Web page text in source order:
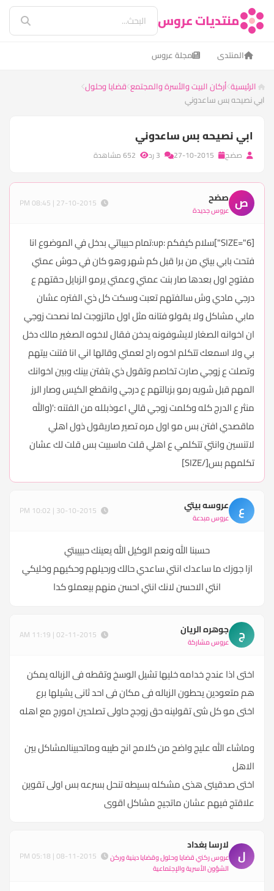
منتديات عروس
المنتدى مجلة عروس
الرئيسية أركان البيت والأسرة والمجتمع قضايا وحلول
ابي نصيحه بس ساعدوني
ابي نصيحه بس ساعدوني
صضح
ص صضح
عروس جديدة
[SIZE="6"]سلام كيفكم :up:تمام حبيباتي بدخل في الموضوع انا
فتحت بابي بيتي من برا قبل كم شهر وهو كان في حوش عمتي
مفتوح اول بعدها صار بنت عمتي وعمتي يرمو الزبايل حقتهم ع
درجي مادي وش سالفتهم تعبت وسكت كل ذي الفتره عشان
مابي مشاكل ولا يقولو فتانه مثل اول ماتزوجت لما نصحت زوجي
ان اخوانه الصغار لايشوفونه يدخن فقال لاخوه الصغير مالك دخل
بي ولا اسمعك تتكلم اخوه راح لعمتي وقالها اني انا فتنت بيتهم
وتصلت ع زوجي صارت تخاصم وتقول ذي بتفتن بينك وبين اخوانك
المهم قبل شويه رمو بزبالتهم ع درجي وانقطع الكيس وصار الرز
منثر ع الدرج كله وكلمت زوجي قالي اعوذبلله من الفتنه :'(والله
ماقصدي افتن بس مو اول مره تصير صاريقول ذول اهلي
لاتنسين وانتي تتكلمي ع اهلي قلت ماسبيت بس قلت لك عشان
تكلمهم بس[/SIZE]
ع عروسه بيتي
عروس مبدعة
حسبنا الله ونعم الوكيل الله يعينك حبييبتي
ازا جوزك ما ساعدك انتي ساعدي حالك ورحيلهم وحكيهم وخليكي
انتي الاحسن لانك انتي احسن منهم بيعملو كدا
ج جوهره الريان
عروس مشاركة
اختى اذا عندج خدامه خليها تشيل الوسخ وتقطه فى الزباله يمكن
هم متعودين يحطون الزباله فى مكان فى احد ثانى يشيلها برع
اختى مو كل شى تقولينه حق زوجج حاولى تصلحين امورج مع اهله
وماشاء الله عليج واضح من كلامج انج طيبه وماتحبينالمشاكل بين
الاهل
اختى صدقينى هذى مشكله بسيطه تنحل بسرعه بس اولى تقوين
علاقتج فيهم عشان ماتجيج مشاكل اقوى
ل
لارسا بغداد
عروس ركني قضايا وحلول وقضايا دينية وركن
الشؤون الأسرية والإجتماعية